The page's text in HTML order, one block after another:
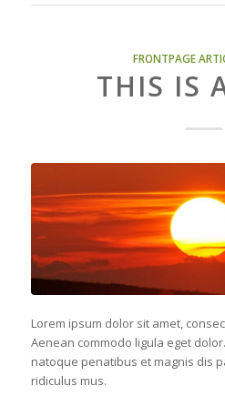
FRONTPAGE
THIS IS
Lorem ipsum dolor sit amet,
Aenean commodo ligula eget
natoque penatibus et magnis dis
ridiculus mus.